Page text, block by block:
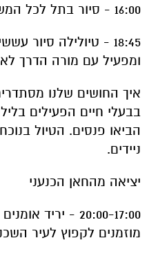
16:00 - סיור בתל לכל המשפחה
18:45 - טיולילה סיור
ומפעיל עם מורה הדרך
איך החושים שלנו
בבעלי חיים הפעילים
הביאו פנסים. הטיול
ניידים.
יציאה מהחאן הכנעני
20:00-17:00 -
מוזמנים לקפוץ לעיר